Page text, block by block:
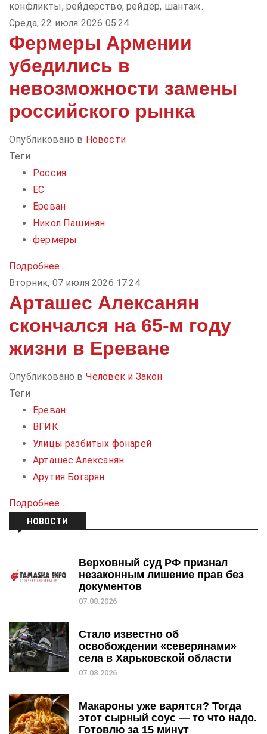
конфликты, рейдерство, рейдер, шантаж.
Среда, 22 июля 2026 05:24
Фермеры Армении
убедились в
невозможности замены
российского рынка
Опубликовано в Новости
Теги
Россия
ЕС
Ереван
Никол Пашинян
фермеры
Подробнее ...
Вторник, 07 июля 2026 17:24
Арташес Алексанян
скончался на 65-м году
жизни в Ереване
Опубликовано в Человек и Закон
Теги
Ереван
ВГИК
Улицы разбитых фонарей
Арташес Алексанян
Арутия Богарян
Подробнее ...
НОВОСТИ
Верховный суд РФ признал
незаконным лишение прав без
документов
07.08.2026
Стало известно об
освобождении «северянами»
села в Харьковской области
07.08.2026
Макароны уже варятся? Тогда
этот сырный соус — то что надо.
Готовлю за 15 минут